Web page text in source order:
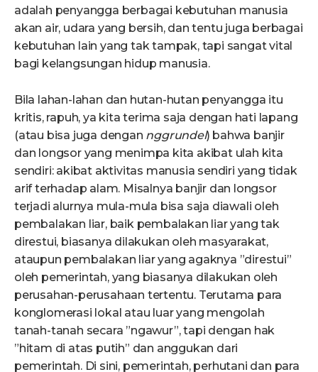
adalah penyangga berbagai kebutuhan manusia
akan air, udara yang bersih, dan tentu juga berbagai
kebutuhan lain yang tak tampak, tapi sangat vital
bagi kelangsungan hidup manusia.
Bila lahan-lahan dan hutan-hutan penyangga itu
kritis, rapuh, ya kita terima saja dengan hati lapang
(atau bisa juga dengan nggrundel) bahwa banjir
dan longsor yang menimpa kita akibat ulah kita
sendiri: akibat aktivitas manusia sendiri yang tidak
arif terhadap alam. Misalnya banjir dan longsor
terjadi alurnya mula-mula bisa saja diawali oleh
pembalakan liar, baik pembalakan liar yang tak
direstui, biasanya dilakukan oleh masyarakat,
ataupun pembalakan liar yang agaknya ”direstui”
oleh pemerintah, yang biasanya dilakukan oleh
perusahan-perusahaan tertentu. Terutama para
konglomerasi lokal atau luar yang mengolah
tanah-tanah secara ”ngawur”, tapi dengan hak
”hitam di atas putih” dan anggukan dari
pemerintah. Di sini, pemerintah, perhutani dan para